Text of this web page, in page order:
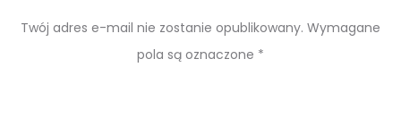
Twój adres e-mail nie zostanie opublikowany. Wymagane
pola są oznaczone *